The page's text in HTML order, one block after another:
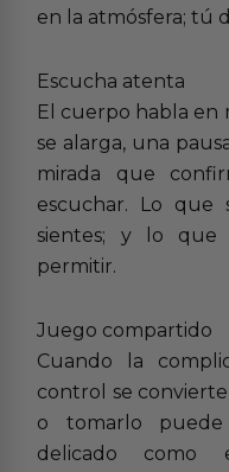
en la atmósfera; tú
Escucha atenta
El cuerpo habla en
se alarga, una
mirada que
escuchar. Lo
sientes; y lo que
permitir.
Juego compartido
Cuando la
control se
o tomarlo
delicado como